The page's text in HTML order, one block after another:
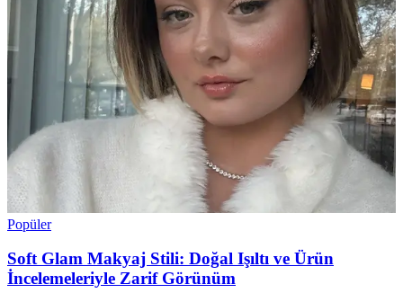
Popüler
Soft Glam Makyaj Stili: Doğal Işıltı ve Ürün
İncelemeleriyle Zarif Görünüm